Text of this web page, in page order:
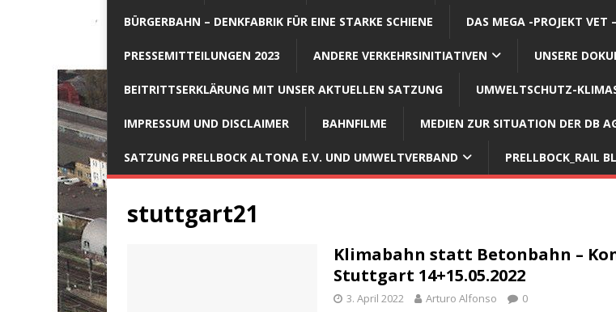
BÜRGERBAHN – DENKFABRIK FÜR EINE STARKE SCHIENE DAS MEGA -PROJEKT
PRESSEMITTEILUNGEN 2023 ANDERE VERKEHRSINITIATIVEN UNSERE
BEITRITTSERKLÄRUNG MIT UNSER AKTUELLEN SATZUNG UMWELTSCHUTZ-
IMPRESSUM UND DISCLAIMER BAHNFILME MEDIEN ZUR SITUATION DER DB
SATZUNG PRELLBOCK ALTONA E.V. UND UMWELTVERBAND PRELLBOCK_RAIL
stuttgart21
Klimabahn statt Betonbahn –
Stuttgart 14+15.05.2022
3. April 2022 Arturo Alfonso 0